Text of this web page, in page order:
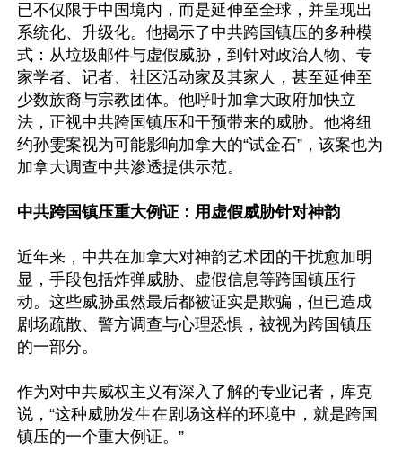
已不仅限于中国境内，而是延伸至全球，并呈现出
系统化、升级化。他揭示了中共跨国镇压的多种模
式：从垃圾邮件与虚假威胁，到针对政治人物、专
家学者、记者、社区活动家及其家人，甚至延伸至
少数族裔与宗教团体。他呼吁加拿大政府加快立
法，正视中共跨国镇压和干预带来的威胁。他将纽
约孙雯案视为可能影响加拿大的“试金石”，该案也为
加拿大调查中共渗透提供示范。
中共跨国镇压重大例证：用虚假威胁针对神韵
近年来，中共在加拿大对神韵艺术团的干扰愈加明
显，手段包括炸弹威胁、虚假信息等跨国镇压行
动。这些威胁虽然最后都被证实是欺骗，但已造成
剧场疏散、警方调查与心理恐惧，被视为跨国镇压
的一部分。
作为对中共威权主义有深入了解的专业记者，库克
说，“这种威胁发生在剧场这样的环境中，就是跨国
镇压的一个重大例证。”